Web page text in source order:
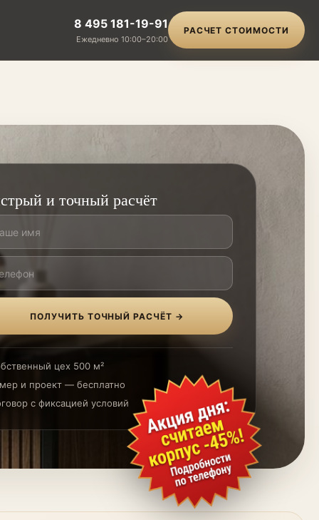
8 495 181-19-91
Ежедневно 10:00–20:00
РАСЧЕТ СТОИМОСТИ
и точный расчёт
ПОЛУЧИТЬ ТОЧНЫЙ РАСЧЁТ →
цех 500 м²
и проект — бесплатно
с фиксацией условий